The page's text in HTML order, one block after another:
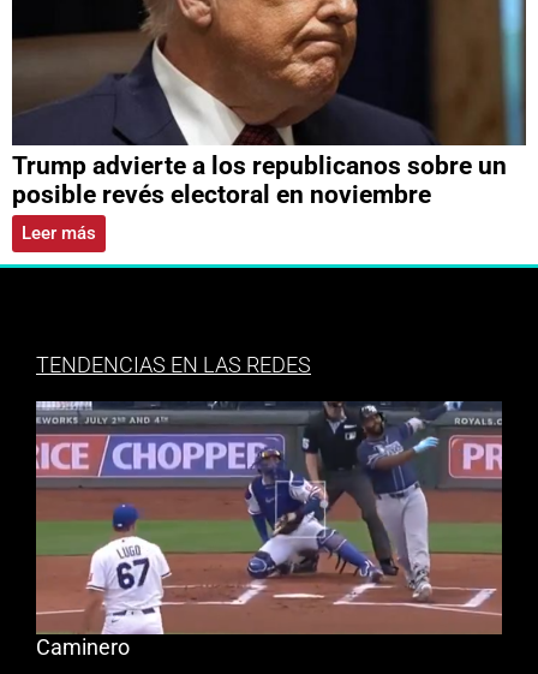
Trump advierte a los republicanos sobre un
posible revés electoral en noviembre
Leer más
TENDENCIAS EN LAS REDES
Caminero